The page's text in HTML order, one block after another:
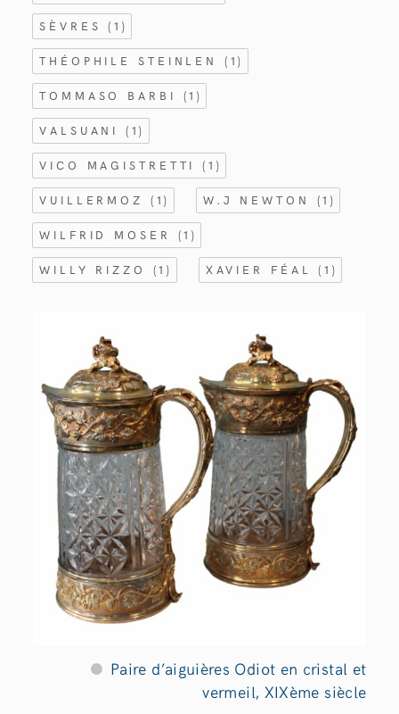
SÈVRES(1)
THÉOPHILE STEINLEN(1)
TOMMASO BARBI (1)
VALSUANI(1)
VICO MAGISTRETTI(1)
VUILLERMOZ (1) W.J NEWTON (1)
WILFRID MOSER (1)
WILLY RIZZO (1) XAVIER FÉAL(1)
Paire d’aiguières Odiot en cristal et
vermeil, XIXème siècle